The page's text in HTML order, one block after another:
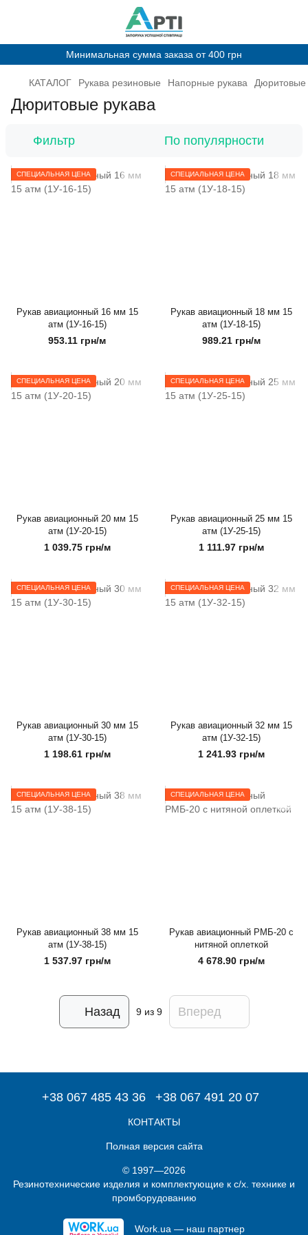
Минимальная сумма заказа от 400 грн
КАТАЛОГ Рукава резиновые Напорные рукава Дюритовые
Дюритовые рукава
Фильтр По популярности
СПЕЦИАЛЬНАЯ ЦЕНА
Рукав авиационный 16 мм 15
атм (1У-16-15)
953.11 грн/м
СПЕЦИАЛЬНАЯ ЦЕНА
Рукав авиационный 18 мм 15
атм (1У-18-15)
989.21 грн/м
СПЕЦИАЛЬНАЯ ЦЕНА
Рукав авиационный 20 мм 15
атм (1У-20-15)
1 039.75 грн/м
СПЕЦИАЛЬНАЯ ЦЕНА
Рукав авиационный 25 мм 15
атм (1У-25-15)
1 111.97 грн/м
СПЕЦИАЛЬНАЯ ЦЕНА
Рукав авиационный 30 мм 15
атм (1У-30-15)
1 198.61 грн/м
СПЕЦИАЛЬНАЯ ЦЕНА
Рукав авиационный 32 мм 15
атм (1У-32-15)
1 241.93 грн/м
СПЕЦИАЛЬНАЯ ЦЕНА
Рукав авиационный 38 мм 15
атм (1У-38-15)
1 537.97 грн/м
СПЕЦИАЛЬНАЯ ЦЕНА
Рукав авиационный РМБ-20 с
нитяной оплеткой
4 678.90 грн/м
Назад 9из 9 Вперед
+38 067 485 43 36 +38 067 491 20 07
КОНТАКТЫ
Полная версия сайта
© 1997—2026
Резинотехнические изделия и комплектующие к с/х. технике и
промборудованию
Work.ua — наш партнер